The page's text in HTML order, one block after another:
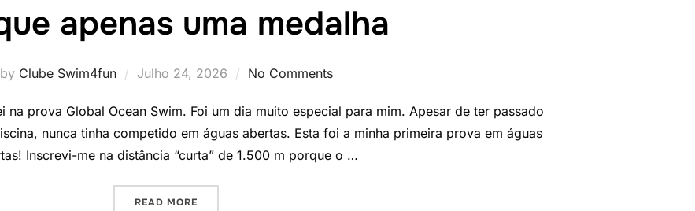
apenas uma medalha
by Clube Swim4fun
Posted
Julho 24, 2026 No Comments
prova Global Ocean Swim. Foi um dia muito especial para mim. Apesar de ter passado
nunca tinha competido em águas abertas. Esta foi a minha primeira prova em águas
Inscrevi-me na distância “curta” de 1.500 m porque o …
READ MORE